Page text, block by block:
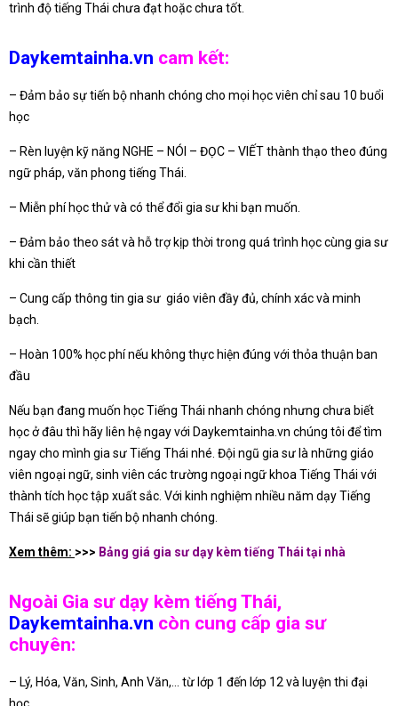
trình độ tiếng Thái chưa đạt hoặc chưa tốt.
Daykemtainha.vn cam kết:
– Đảm bảo sự tiến bộ nhanh chóng cho mọi học viên chỉ sau 10 buổi
học
– Rèn luyện kỹ năng NGHE – NÓI – ĐỌC – VIẾT thành thạo theo đúng
ngữ pháp, văn phong tiếng Thái.
– Miễn phí học thử và có thể đổi gia sư khi bạn muốn.
– Đảm bảo theo sát và hỗ trợ kịp thời trong quá trình học cùng gia sư
khi cần thiết
– Cung cấp thông tin gia sư giáo viên đầy đủ, chính xác và minh
bạch.
– Hoàn 100% học phí nếu không thực hiện đúng với thỏa thuận ban
đầu
Nếu bạn đang muốn học Tiếng Thái nhanh chóng nhưng chưa biết
học ở đâu thì hãy liên hệ ngay với Daykemtainha.vn chúng tôi để tìm
ngay cho mình gia sư Tiếng Thái nhé. Đội ngũ gia sư là những giáo
viên ngoại ngữ, sinh viên các trường ngoại ngữ khoa Tiếng Thái với
thành tích học tập xuất sắc. Với kinh nghiệm nhiều năm dạy Tiếng
Thái sẽ giúp bạn tiến bộ nhanh chóng.
Xem thêm: >>> Bảng giá gia sư dạy kèm tiếng Thái tại nhà
Ngoài Gia sư dạy kèm tiếng Thái,
Daykemtainha.vn còn cung cấp gia sư
chuyên:
– Lý, Hóa, Văn, Sinh, Anh Văn,… từ lớp 1 đến lớp 12 và luyện thi đại
học